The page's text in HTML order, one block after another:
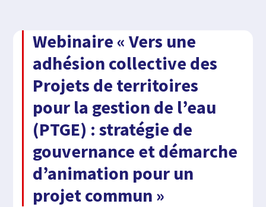
Webinaire « Vers une
adhésion collective des
Projets de territoires
pour la gestion de l’eau
(PTGE) : stratégie de
gouvernance et démarche
d’animation pour un
projet commun »